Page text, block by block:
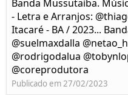
Banda Mussutaiba.
- Letra e Arranjos:
Itacaré - BA / 2023...
@suelmaxdalla
@rodrigodalua
@coreprodutora
Publicado em 27/02/2023